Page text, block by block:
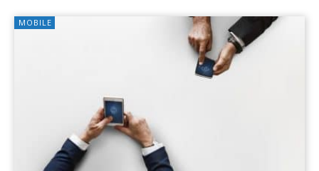
MOBILE